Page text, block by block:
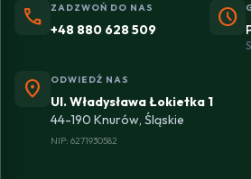
phone ZADZWOŃ DO NAS
+48 880 628 509 schedule
location_on ODWIEDŹ NAS
Ul. Władysława Łokietka 1
44-190 Knurów, Śląskie
NIP: 6271930582